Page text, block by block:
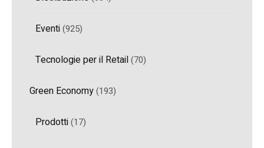
Eventi(925)
Tecnologie per il Retail(70)
Green Economy(193)
Prodotti(17)